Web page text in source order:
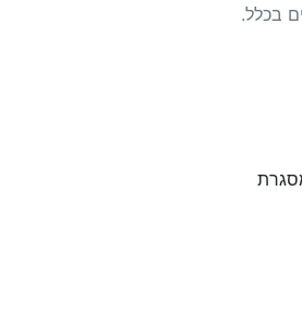
בכלל.